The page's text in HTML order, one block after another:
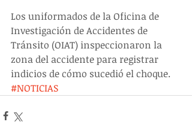
Los uniformados de la Oficina de
Investigación de Accidentes de
Tránsito (OIAT) inspeccionaron la
zona del accidente para registrar
indicios de cómo sucedió el choque.
#NOTICIAS